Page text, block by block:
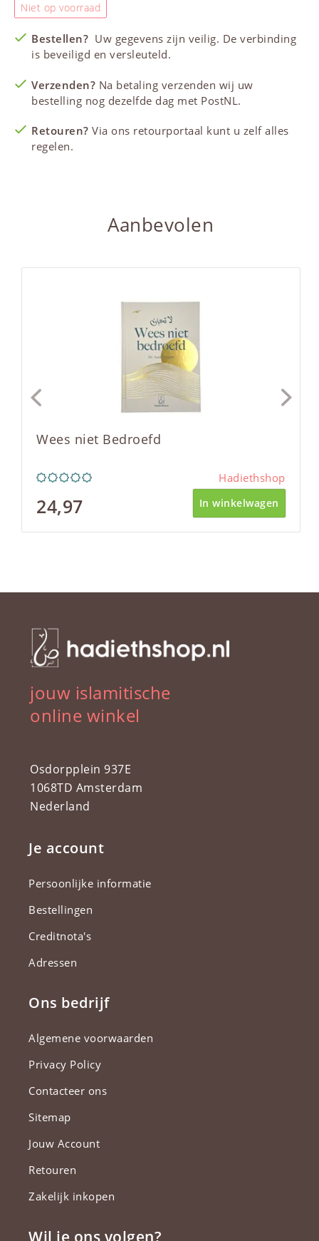
Niet op voorraad
Bestellen? Uw gegevens zijn veilig. De verbinding
is beveiligd en versleuteld.
Verzenden? Na betaling verzenden wij uw
bestelling nog dezelfde dag met PostNL.
Retouren? Via ons retourportaal kunt u zelf alles
regelen.
Aanbevolen
Wees niet Bedroefd
Hadiethshop
24,97 In winkelwagen
jouw islamitische
online winkel
Osdorpplein 937E
1068TD Amsterdam
Nederland
Je account
Persoonlijke informatie
Bestellingen
Creditnota's
Adressen
Ons bedrijf
Algemene voorwaarden
Privacy Policy
Contacteer ons
Sitemap
Jouw Account
Retouren
Zakelijk inkopen
Wil je ons volgen?